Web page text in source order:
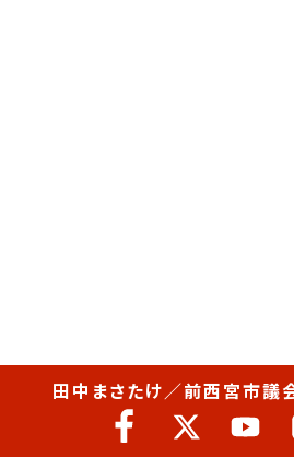
田中まさたけ／前西宮市議